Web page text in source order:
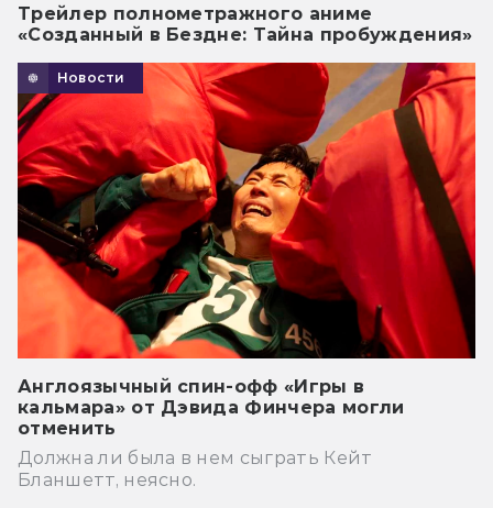
Трейлер полнометражного аниме
«Созданный в Бездне: Тайна пробуждения»
Новости
Англоязычный спин-офф «Игры в
кальмара» от Дэвида Финчера могли
отменить
Должна ли была в нем сыграть Кейт
Бланшетт, неясно.